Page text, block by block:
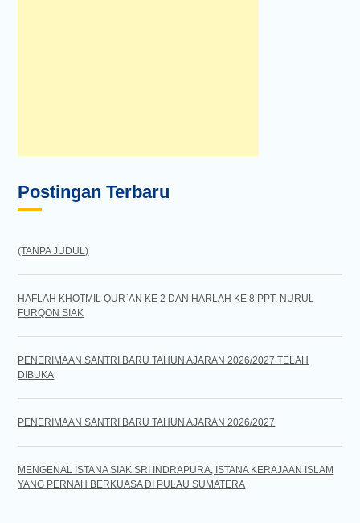
Postingan Terbaru
(TANPA JUDUL)
HAFLAH KHOTMIL QUR`AN KE 2 DAN HARLAH KE 8 PPT. NURUL
FURQON SIAK
PENERIMAAN SANTRI BARU TAHUN AJARAN 2026/2027 TELAH
DIBUKA
PENERIMAAN SANTRI BARU TAHUN AJARAN 2026/2027
MENGENAL ISTANA SIAK SRI INDRAPURA, ISTANA KERAJAAN ISLAM
YANG PERNAH BERKUASA DI PULAU SUMATERA